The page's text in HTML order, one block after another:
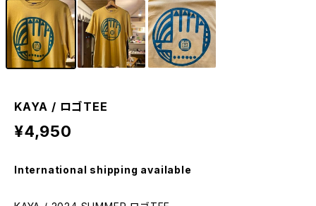
KAYA / ロゴTEE
¥4,950
International shipping available